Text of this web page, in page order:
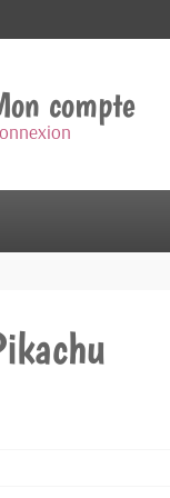
compte